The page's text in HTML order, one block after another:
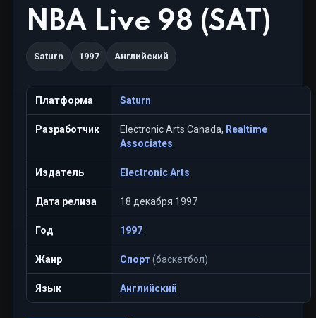
NBA Live 98 (SAT)
Saturn 1997 Английский
Платформа Saturn
Разработчик Electronic Arts Canada, Realtime
Associates
Издатель Electronic Arts
Дата релиза 18 декабря 1997
Год 1997
Жанр Спорт(баскетбол)
Язык Английский